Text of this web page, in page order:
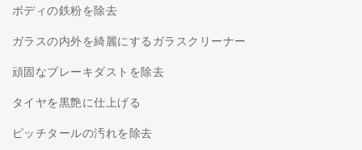
ボディの鉄粉を除去
ガラスの内外を綺麗にするガラスクリーナー
頑固なブレーキダストを除去
タイヤを黒艶に仕上げる
ピッチタールの汚れを除去